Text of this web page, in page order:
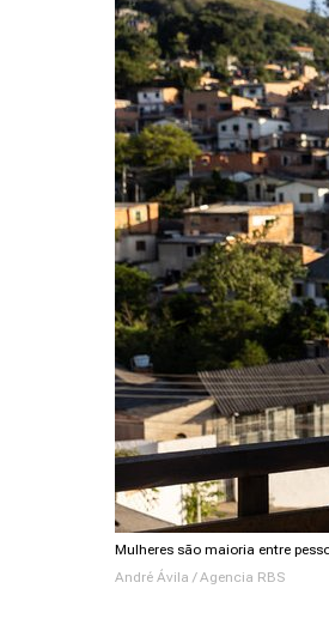
Mulheres são maioria entre
André Ávila / Agencia RBS